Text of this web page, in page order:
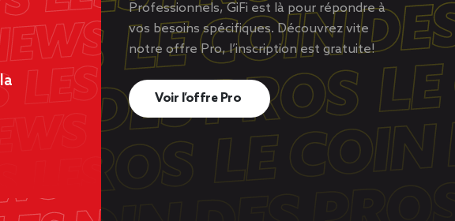
Professionnels, GiFi est là pour répondre à
vos besoins spécifiques. Découvrez vite
notre offre Pro, l’inscription est gratuite!
Voir l’offre Pro